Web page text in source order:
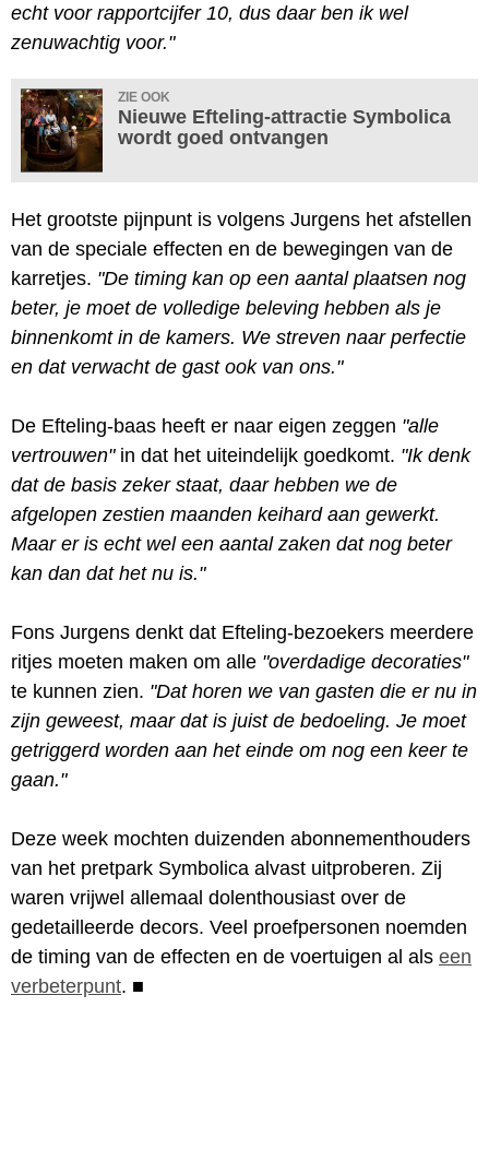
echt voor rapportcijfer 10, dus daar ben ik wel
zenuwachtig voor."
ZIE OOK
Nieuwe Efteling-attractie Symbolica
wordt goed ontvangen
Het grootste pijnpunt is volgens Jurgens het afstellen
van de speciale effecten en de bewegingen van de
karretjes. "De timing kan op een aantal plaatsen nog
beter, je moet de volledige beleving hebben als je
binnenkomt in de kamers. We streven naar perfectie
en dat verwacht de gast ook van ons."
De Efteling-baas heeft er naar eigen zeggen "alle
vertrouwen"in dat het uiteindelijk goedkomt. "Ik denk
dat de basis zeker staat, daar hebben we de
afgelopen zestien maanden keihard aan gewerkt.
Maar er is echt wel een aantal zaken dat nog beter
kan dan dat het nu is."
Fons Jurgens denkt dat Efteling-bezoekers meerdere
ritjes moeten maken om alle "overdadige decoraties"
te kunnen zien. "Dat horen we van gasten die er nu in
zijn geweest, maar dat is juist de bedoeling. Je moet
getriggerd worden aan het einde om nog een keer te
gaan."
Deze week mochten duizenden abonnementhouders
van het pretpark Symbolica alvast uitproberen. Zij
waren vrijwel allemaal dolenthousiast over de
gedetailleerde decors. Veel proefpersonen noemden
de timing van de effecten en de voertuigen al als een
verbeterpunt. ■